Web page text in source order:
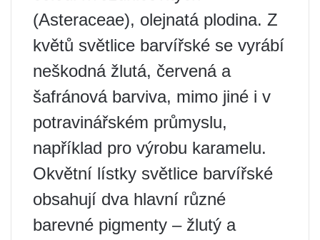
(Asteraceae), olejnatá plodina. Z
květů světlice barvířské se vyrábí
neškodná žlutá, červená a
šafránová barviva, mimo jiné i v
potravinářském průmyslu,
například pro výrobu karamelu.
Okvětní lístky světlice barvířské
obsahují dva hlavní různé
barevné pigmenty – žlutý a